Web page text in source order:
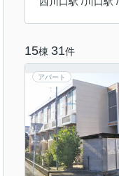
15棟 31件
アパート